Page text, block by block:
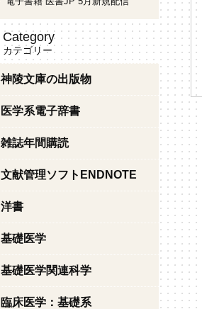
Category
カテゴリー
神陵文庫の出版物
医学系電子辞書
雑誌年間購読
文献管理ソフトENDNOTE
洋書
基礎医学
基礎医学関連科学
臨床医学：基礎系